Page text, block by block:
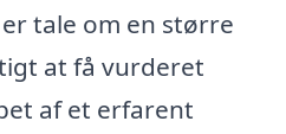
tale om en større
at få vurderet
af et erfarent